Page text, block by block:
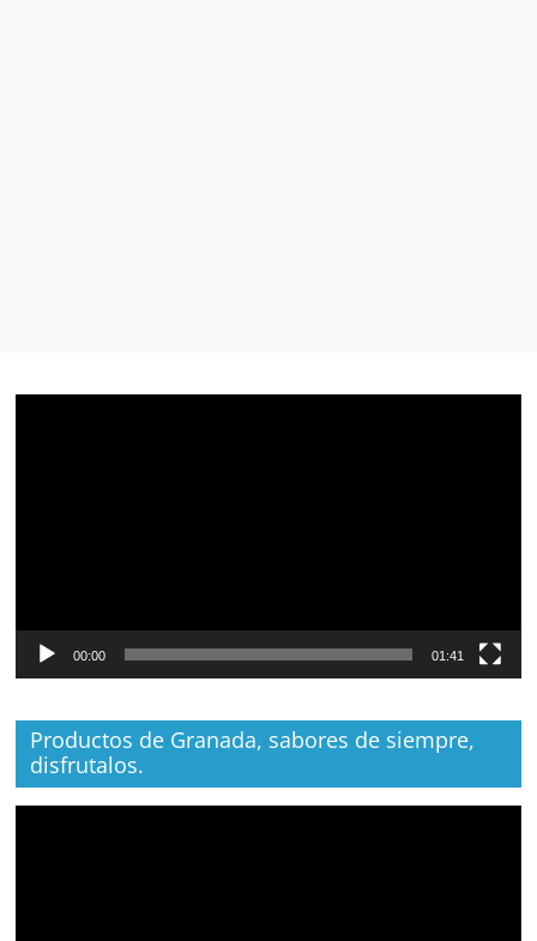
00:00 01:41
Productos de Granada, sabores de siempre,
disfrutalos.